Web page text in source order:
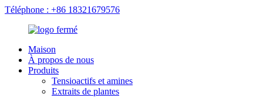
Téléphone : +86 18321679576
Maison
À propos de nous
Produits
Tensioactifs et amines
Extraits de plantes